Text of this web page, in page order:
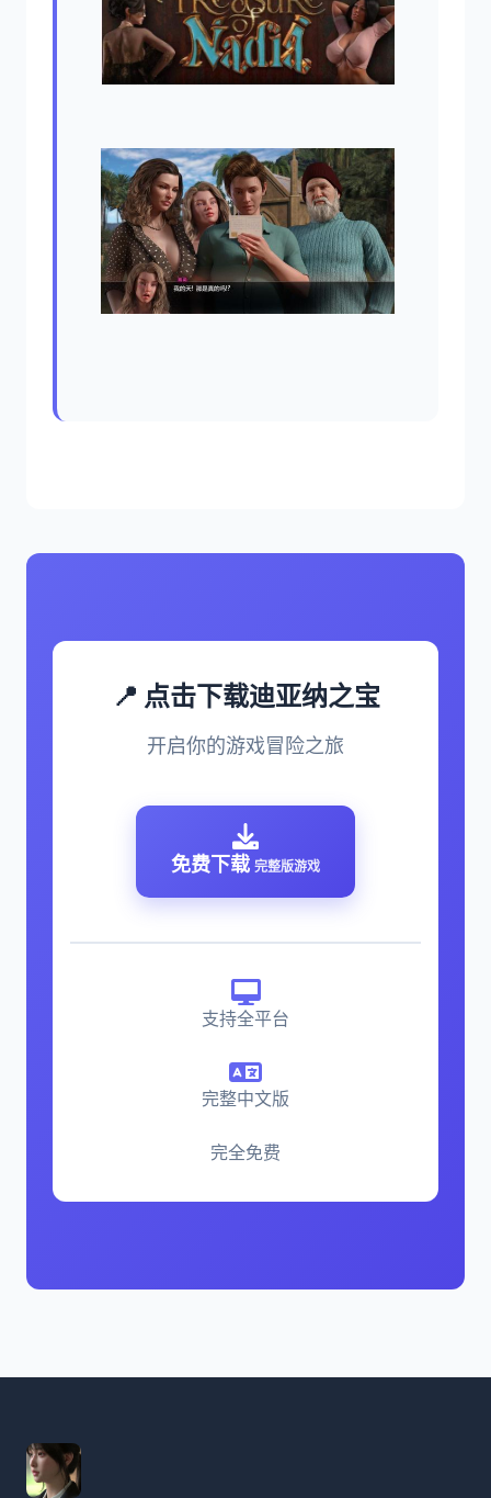
📍 点击下载迪亚纳之宝
开启你的游戏冒险之旅
免费下载 完整版游戏
支持全平台
完整中文版
完全免费